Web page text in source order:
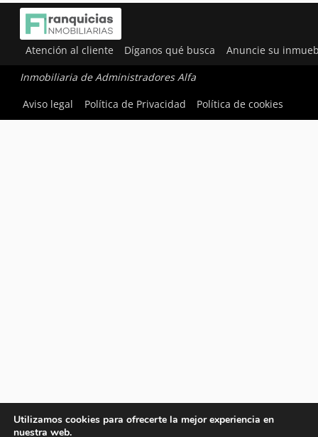
Atención al cliente Díganos qué busca Anuncie su
Inmobiliaria de Administradores Alfa
Aviso legal
Política de Privacidad Política de cookies
Utilizamos cookies para ofrecerte la mejor experiencia en
nuestra web.